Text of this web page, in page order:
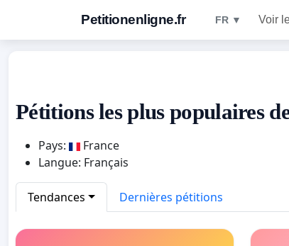
Petitionenligne.fr FR ▼ Voir
Pétitions les plus populaires
Pays:
France
Langue: Français
Tendances Dernières pétitions